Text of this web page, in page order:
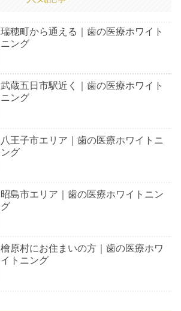
瑞穂町から通える｜歯の医療ホワイト
ニング
武蔵五日市駅近く｜歯の医療ホワイト
ニング
八王子市エリア｜歯の医療ホワイトニ
ング
昭島市エリア｜歯の医療ホワイトニン
グ
檜原村にお住まいの方｜歯の医療ホワ
イトニング